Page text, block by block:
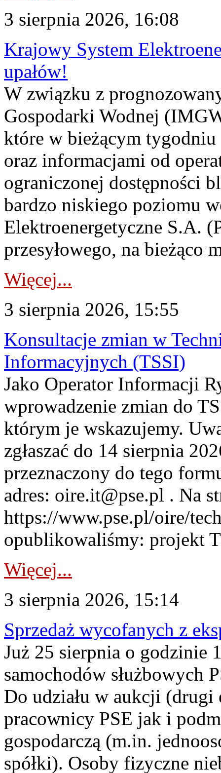
3 sierpnia 2026, 16:08
Krajowy System
upałów!
W związku z
Gospodarki Wodnej
które w bieżącym tygodniu
oraz informacjami od
ograniczonej dostępności
bardzo niskiego poziomu
Elektroenergetyczne S.A.
przesyłowego, na bieżąco
Więcej...
3 sierpnia 2026, 15:55
Konsultacje zmian w
Informacyjnych (TSSI)
Jako Operator Informacji
wprowadzenie zmian do
którym je wskazujemy.
zgłaszać do 14 sierpnia
przeznaczony do tego
adres: oire.it@pse.pl . Na
https://www.pse.pl/oire/
opublikowaliśmy: projekt
Więcej...
3 sierpnia 2026, 15:14
Sprzedaż wycofanych z
Już 25 sierpnia o godzinie
samochodów służbowych
Do udziału w aukcji (drugi
pracownicy PSE jak i
gospodarczą (m.in.
spółki). Osoby fizyczne